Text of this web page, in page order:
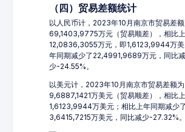
（四）贸易差额统计
以人民币计，2023年10月南京市贸易差
69,1403,9775万元（贸易顺差），相比
12,0836,3055万元，即1,6123,9944万
年同期减少了22,4991,9689万元，同比减
少-24.55%。
以美元计，2023年10月南京市贸易差额为
9,6887,1421万美元（贸易顺差），相比
1,6123,9944万美元；相比上年同期减少了
3,6415,7215万美元，同比减少-27.32%。